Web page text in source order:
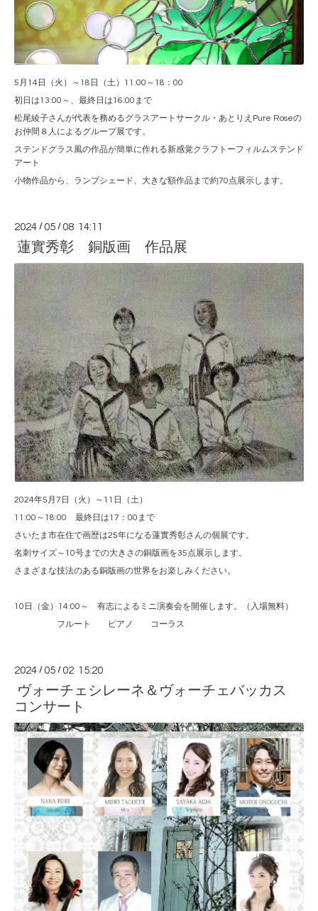
5月14日（火）～18日（土）11:00～18：00
初日は13:00～、最終日は16:00まで
松尾綾子さんが代表を務めるグラスアートサークル・あとりえPure Roseの
お仲間８人によるグループ展です。
ステンドグラス風の作品が簡単に作れる新感覚クラフトーフィルムステンド
アート
小物作品から、ランプシェード、大きな額作品まで約70点展示します。
2024 /05 /08 14:11
蓮實秀彰 銅版画 作品展
2024年5月7日（火）～11日（土）
11:00～18:00 最終日は17：00まで
さいたま市在住で画歴は25年になる蓮實秀彰さんの個展です。
名刺サイズ～10号までの大きさの銅版画を35点展示します。
さまざまな技法のある銅版画の世界をお楽しみください。
10日（金）14:00～ 有志によるミニ演奏会を開催します。（入場無料）
フルート ピアノ コーラス
2024 /05 /02 15:20
ヴォーチェシレーネ＆ヴォーチェバッカス
コンサート